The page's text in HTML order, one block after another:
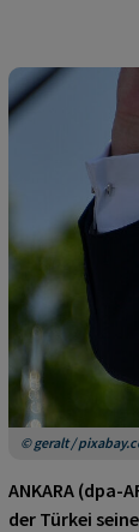
© geralt /
ANKARA (dpa-
der Türkei